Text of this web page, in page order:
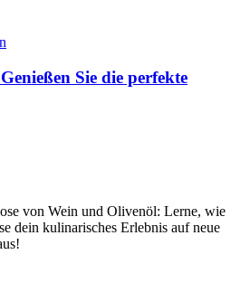
Sie die perfekte
von Wein und Olivenöl: Lerne, wie
dein kulinarisches Erlebnis auf neue